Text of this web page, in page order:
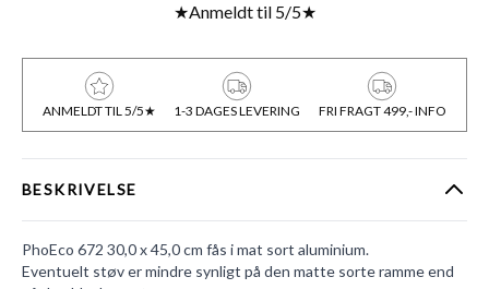
★Anmeldt til 5/5★
ANMELDT TIL 5/5★ 1-3 DAGES LEVERING FRI FRAGT 499,- INFO
BESKRIVELSE
PhoEco 672 30,0 x 45,0 cm fås i mat sort aluminium.
Eventuelt støv er mindre synligt på den matte sorte ramme end